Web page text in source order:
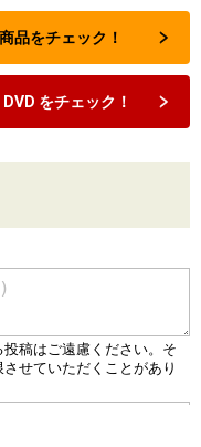
品をチェック！
をチェック！